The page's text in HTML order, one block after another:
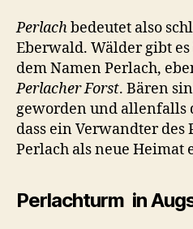
Perlachbedeutet also
Eberwald. Wälder gibt
dem Namen Perlach,
Perlacher Forst. Bären
geworden und allenfalls
dass ein Verwandter
Perlach als neue Heimat
Perlachturm in